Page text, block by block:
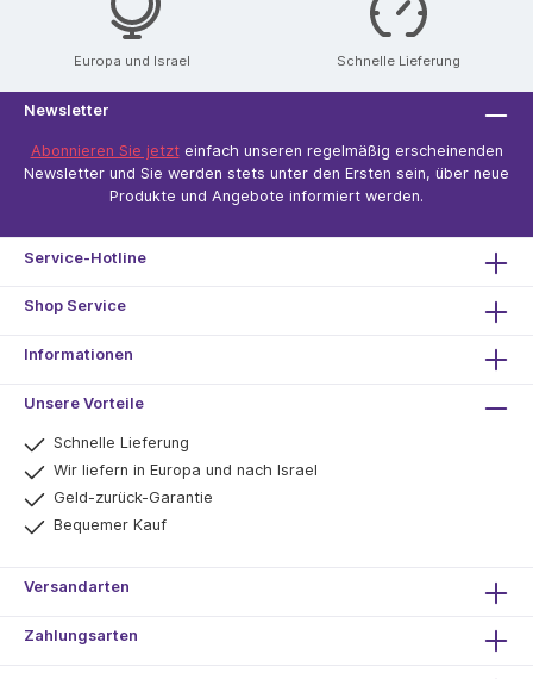
Europa und Israel Schnelle Lieferung
Newsletter
Abonnieren Sie jetzteinfach unseren regelmäßig erscheinenden
Newsletter und Sie werden stets unter den Ersten sein, über neue
Produkte und Angebote informiert werden.
Service-Hotline
Shop Service
Informationen
Unsere Vorteile
Schnelle Lieferung
Wir liefern in Europa und nach Israel
Geld-zurück-Garantie
Bequemer Kauf
Versandarten
Zahlungsarten